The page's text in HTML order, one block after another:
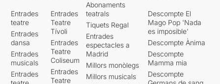
Entrades
teatre
Entrades
dansa
Entrades
musicals
Entrades
Entrades
Teatre
Tívoli
Entrades
Teatre
Coliseum
Entrades
Teatre
Abonaments
teatrals
Tiquets Regal
Entrades
espectacles a
Madrid
Millors monòlegs
Millors musicals
Descompte El
Mago Pop 'Nada
es imposible'
Descompte Ànima
Descompte
Mamma mia
Descompte